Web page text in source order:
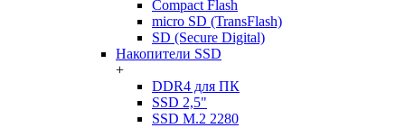
Compact Flash
micro SD (TransFlash)
SD (Secure Digital)
Накопители SSD
+
DDR4 для ПК
SSD 2,5"
SSD M.2 2280